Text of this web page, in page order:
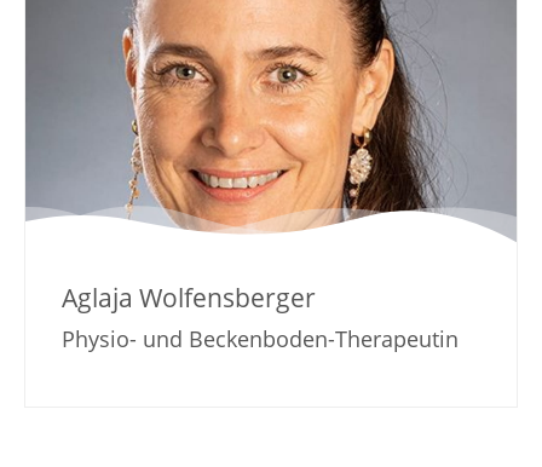
Aglaja Wolfensberger
Physio- und Beckenboden-Therapeutin